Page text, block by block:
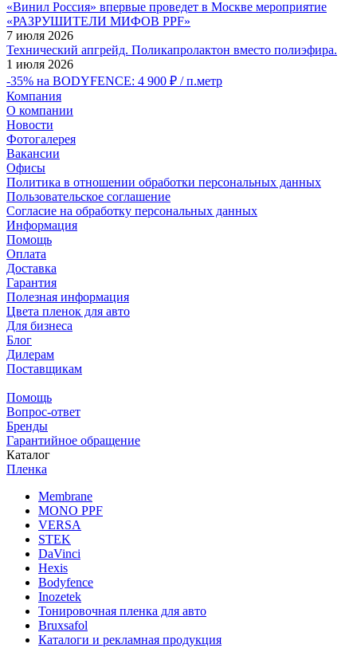
«Винил Россия» впервые проведет в Москве мероприятие
«РАЗРУШИТЕЛИ МИФОВ PPF»
7 июля 2026
Технический апгрейд. Поликапролактон вместо полиэфира.
1 июля 2026
-35% на BODYFENCE: 4 900 ₽ / п.метр
Компания
О компании
Новости
Фотогалерея
Вакансии
Офисы
Политика в отношении обработки персональных данных
Пользовательское соглашение
Согласие на обработку персональных данных
Информация
Помощь
Оплата
Доставка
Гарантия
Полезная информация
Цвета пленок для авто
Для бизнеса
Блог
Дилерам
Поставщикам
Помощь
Вопрос-ответ
Бренды
Гарантийное обращение
Каталог
Пленка
Membrane
MONO PPF
VERSA
STEK
DaVinci
Hexis
Bodyfence
Inozetek
Тонировочная пленка для авто
Bruxsafol
Каталоги и рекламная продукция